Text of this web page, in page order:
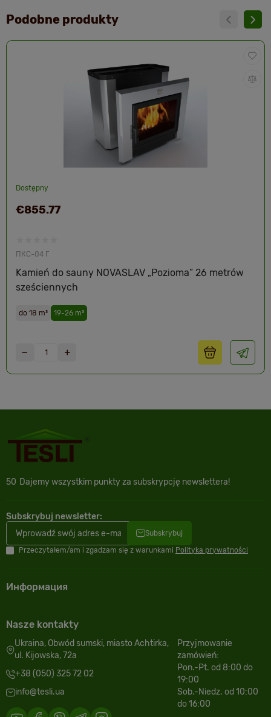
Podobne produkty
Dostępny
ПКС-04 Г
Kamień do sauny NOVASLAV „Pozioma” 26 metrów
sześciennych
€855.77
do 18 m³ 19-26 m³
50 Dajemy wszystkim punkty za subskrypcję newslettera!
Subskrybuj newsletter:
Subskrybuj
Przeczytałem/am i zgadzam się z warunkami Polityka prywatności
Информация
Nasze kontakty
Ukraina, Obwód sumski, miasto Achtirka,
ul. Kijowska, 72a
+38 (050) 325 72 02
info@tesli.ua
Przyjmowanie
zamówień:
Pon.-Pt. od 8:00 do
19:00
Sob.-Niedz. od 10:00
do 16:00